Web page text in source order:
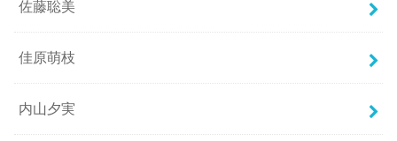
佐藤聡美
佳原萌枝
内山夕実